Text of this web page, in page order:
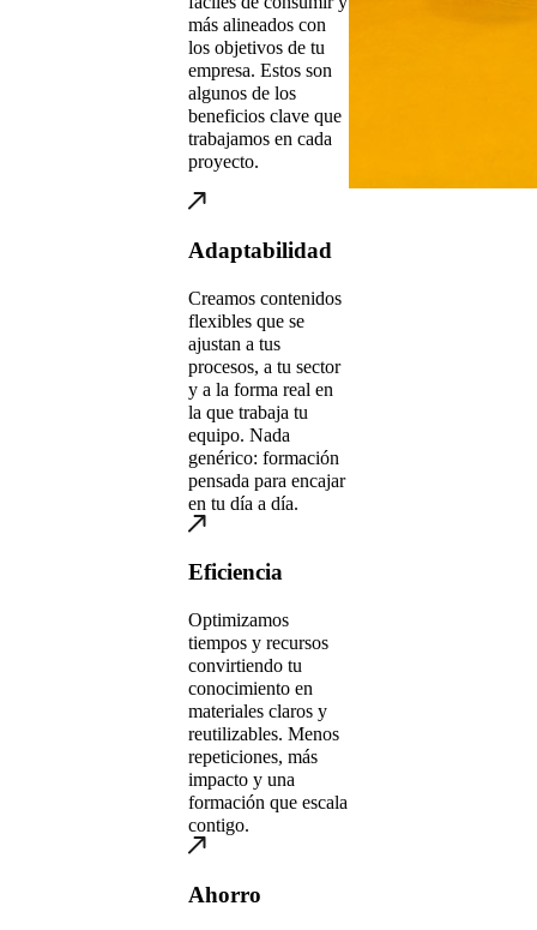
más alineados con
los objetivos de tu
empresa. Estos son
algunos de los
beneficios clave que
trabajamos en cada
proyecto.
Adaptabilidad
Creamos contenidos
flexibles que se
ajustan a tus
procesos, a tu sector
y a la forma real en
la que trabaja tu
equipo. Nada
genérico: formación
pensada para encajar
en tu día a día.
Eficiencia
Optimizamos
tiempos y recursos
convirtiendo tu
conocimiento en
materiales claros y
reutilizables. Menos
repeticiones, más
impacto y una
formación que escala
contigo.
Ahorro